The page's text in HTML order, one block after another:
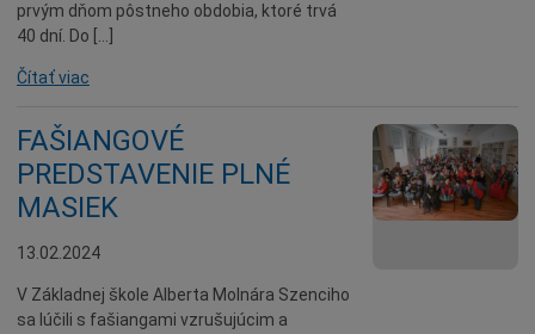
prvým dňom pôstneho obdobia, ktoré trvá
40 dní. Do […]
Čítať viac
FAŠIANGOVÉ
PREDSTAVENIE PLNÉ
MASIEK
13.02.2024
V Základnej škole Alberta Molnára Szenciho
sa lúčili s fašiangami vzrušujúcim a